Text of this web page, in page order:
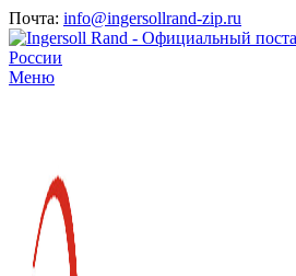
Почта: info@ingersollrand-zip.ru
Меню